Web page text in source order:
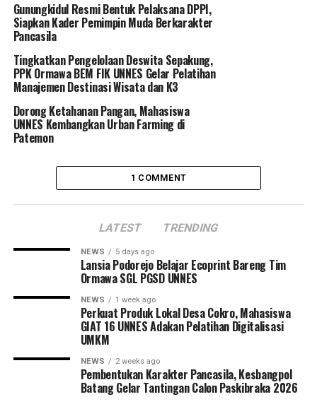
Komodo, Flores, dan kembali lagi bersepeda ke Unnes.”
Selama perjalanan, mereka akan menginformasikan ke
berbagai pihak tentang Unnes konservasi melalui
penanaman pohon dan ajakan untuk bersepeda. Untuk
itu, mereka akan berkunjung ke Universitas Airlangga
Surabaya, Universitas Negeri Surabaya (Unesa), ITS,
Universitas Udayana, Universitas Singaraja, Universitas
Mataram, Universitas Nusa Cendana, Pemerintah
Provinsi, Pemerintah Daerah, alumni IKA Unnes di
sepanjang etape yang dilalui,” kata Wartono.
sangat apresiatif atas pelaksanaantourbersepeda
menuju tempat yang cukup jauh itu. “Kami berharap
persiapkan dengan sebaik-baiknya kondisi fisik dan
mental, karena sekalipun fisik kuat namun mental tidak
kuat, mustahil perjalanan bisa terlaksana,” katanya.
“Munculkan jiwa berkelana kalian dalam menempuh
perjalanan jangan cengeng, jangan meminta-minta
tetapi lakukan sesuatu yang bermanfaat untuk
masyarakat dimana kalian singgah dan berhenti,” kata
Pembantu Rektor Bidang Kemahasiswaan.
Gunungkidul Resmi Bentuk Pelaksana DPPI,
Siapkan Kader Pemimpin Muda Berkarakter
Pancasila
Tingkatkan Pengelolaan Deswita Sepakung,
PPK Ormawa BEM FIK UNNES Gelar Pelatihan
Manajemen Destinasi Wisata dan K3
Dorong Ketahanan Pangan, Mahasiswa
UNNES Kembangkan Urban Farming di
Patemon
1 COMMENT
LATEST TRENDING
NEWS 5 days ago
Lansia Podorejo Belajar Ecoprint Bareng Tim
Ormawa SGL PGSD UNNES
NEWS 1 week ago
Perkuat Produk Lokal Desa Cokro, Mahasiswa
GIAT 16 UNNES Adakan Pelatihan Digitalisasi
UMKM
NEWS 2 weeks ago
Pembentukan Karakter Pancasila, Kesbangpol
Batang Gelar Tantingan Calon Paskibraka 2026